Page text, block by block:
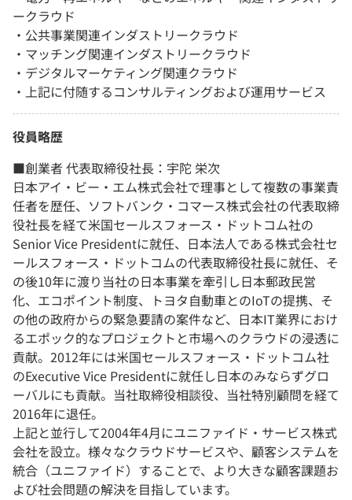
ークラウド
・公共事業関連インダストリークラウド
・マッチング関連インダストリークラウド
・デジタルマーケティング関連クラウド
・上記に付随するコンサルティングおよび運用サービス
役員略歴
■創業者 代表取締役社長：宇陀 栄次
日本アイ・ビー・エム株式会社で理事として複数の事業責
任者を歴任、ソフトバンク・コマース株式会社の代表取締
役社長を経て米国セールスフォース・ドットコム社の
Senior Vice Presidentに就任、日本法人である株式会社セ
ールスフォース・ドットコムの代表取締役社長に就任、そ
の後10年に渡り当社の日本事業を牽引し日本郵政民営
化、エコポイント制度、トヨタ自動車とのIoTの提携、そ
の他の政府からの緊急要請の案件など、日本IT業界におけ
るエポック的なプロジェクトと市場へのクラウドの浸透に
貢献。2012年には米国セールスフォース・ドットコム社
のExecutive Vice Presidentに就任し日本のみならずグロ
ーバルにも貢献。当社取締役相談役、当社特別顧問を経て
2016年に退任。
上記と並行して2004年4月にユニファイド・サービス株式
会社を設立。様々なクラウドサービスや、顧客システムを
統合（ユニファイド）することで、より大きな顧客課題お
よび社会問題の解決を目指しています。